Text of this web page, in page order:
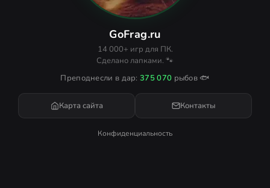
GoFrag.ru
14 000+ игр для ПК.
Сделано лапками. 🐾
Преподнесли в дар:375 070 рыбов 🐟
Карта сайта Контакты
Конфиденциальность